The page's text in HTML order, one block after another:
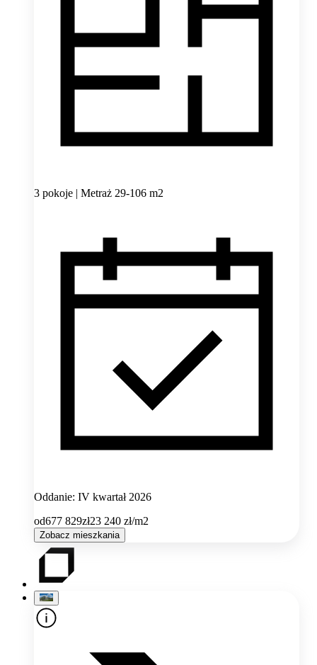
3 pokoje | Metraż 29-106 m2
Oddanie: IV kwartał 2026
od677 829zł23 240 zł/m2
Zobacz mieszkania